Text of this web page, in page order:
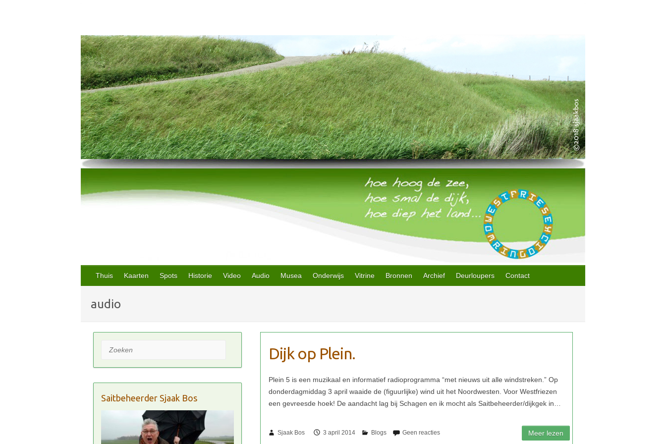
Thuis Kaarten Spots Historie Video Audio Musea Onderwijs Vitrine Bronnen Archief Deurloupers Contact
audio
Dijk op Plein.
Sjaak Bos 3 april 2014
Zoeken
Saitbeheerder Sjaak Bos